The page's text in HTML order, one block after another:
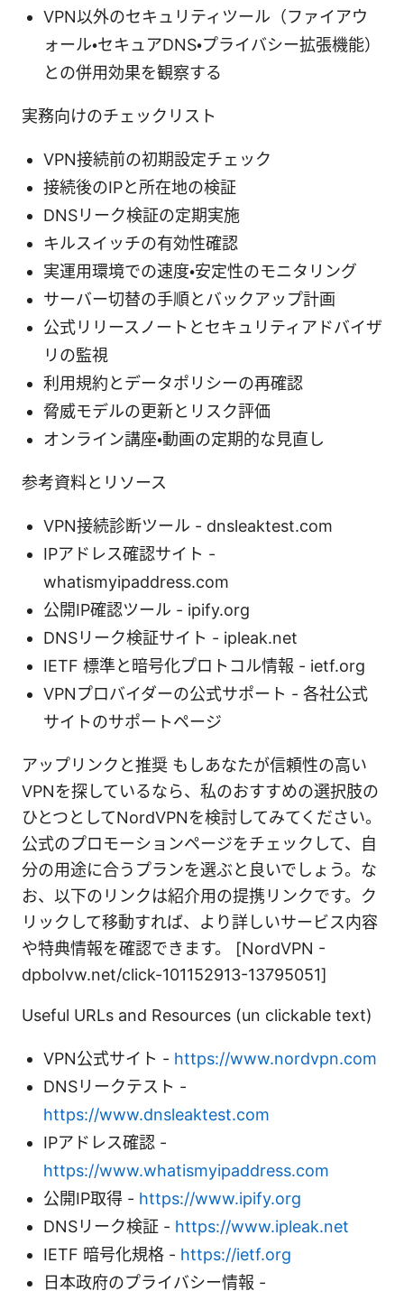
VPN以外のセキュリティツール（ファイアウ
ォール・セキュアDNS・プライバシー拡張機能）
との併用効果を観察する
実務向けのチェックリスト
VPN接続前の初期設定チェック
接続後のIPと所在地の検証
DNSリーク検証の定期実施
キルスイッチの有効性確認
実運用環境での速度・安定性のモニタリング
サーバー切替の手順とバックアップ計画
公式リリースノートとセキュリティアドバイザ
リの監視
利用規約とデータポリシーの再確認
脅威モデルの更新とリスク評価
オンライン講座・動画の定期的な見直し
参考資料とリソース
VPN接続診断ツール - dnsleaktest.com
IPアドレス確認サイト -
whatismyipaddress.com
公開IP確認ツール - ipify.org
DNSリーク検証サイト - ipleak.net
IETF 標準と暗号化プロトコル情報 - ietf.org
VPNプロバイダーの公式サポート - 各社公式
サイトのサポートページ
アップリンクと推奨 もしあなたが信頼性の高い
VPNを探しているなら、私のおすすめの選択肢の
ひとつとしてNordVPNを検討してみてください。
公式のプロモーションページをチェックして、自
分の用途に合うプランを選ぶと良いでしょう。な
お、以下のリンクは紹介用の提携リンクです。ク
リックして移動すれば、より詳しいサービス内容
や特典情報を確認できます。 [NordVPN -
dpbolvw.net/click-101152913-13795051]
Useful URLs and Resources (un clickable text)
VPN公式サイト - https://www.nordvpn.com
DNSリークテスト -
https://www.dnsleaktest.com
IPアドレス確認 -
https://www.whatismyipaddress.com
公開IP取得 - https://www.ipify.org
DNSリーク検証 - https://www.ipleak.net
IETF 暗号化規格 - https://ietf.org
日本政府のプライバシー情報 -